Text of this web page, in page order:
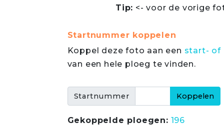
Tip: <- voor de vorige
Startnummer koppelen
Koppel deze foto aan een start- of
van een hele ploeg te vinden.
Startnummer
Gekoppelde ploegen: 196